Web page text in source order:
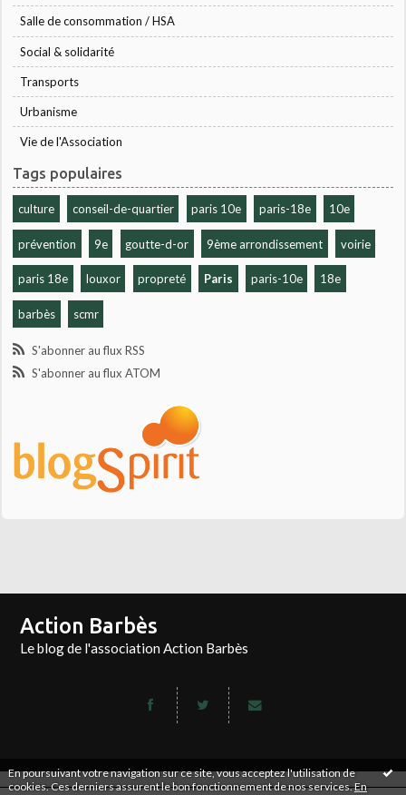
En poursuivant votre navigation sur ce site, vous acceptez l'utilisation de
cookies. Ces derniers assurent le bon fonctionnement de nos services.En
Salle de consommation / HSA
Social & solidarité
Transports
Urbanisme
Vie de l'Association
Tags populaires
culture conseil-de-quartier paris 10e paris-18e 10e
prévention 9e goutte-d-or 9ème arrondissement voirie
paris 18e louxor propreté Paris paris-10e 18e
barbès scmr
S'abonner au flux RSS
S'abonner au flux ATOM
Action Barbès
Le blog de l'association Action Barbès